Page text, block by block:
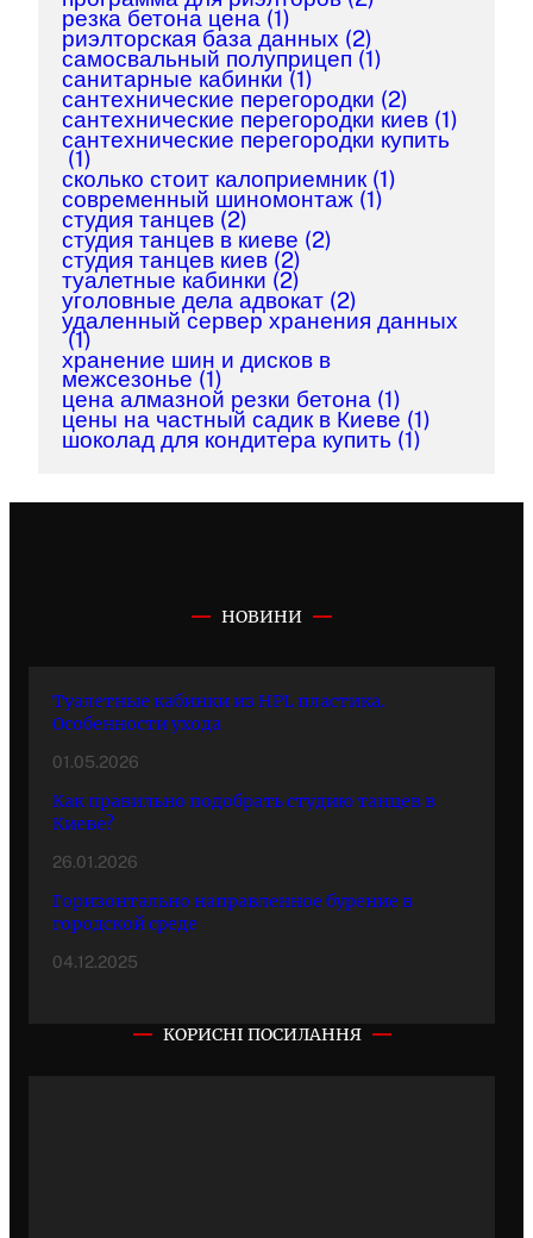
резка бетона цена (1)
риэлторская база данных (2)
самосвальный полуприцеп (1)
санитарные кабинки (1)
сантехнические перегородки (2)
сантехнические перегородки киев (1)
сантехнические перегородки купить
(1)
сколько стоит калоприемник (1)
современный шиномонтаж (1)
студия танцев (2)
студия танцев в киеве (2)
студия танцев киев (2)
туалетные кабинки (2)
уголовные дела адвокат (2)
удаленный сервер хранения данных
(1)
хранение шин и дисков в
межсезонье (1)
цена алмазной резки бетона (1)
цены на частный садик в Киеве (1)
шоколад для кондитера купить (1)
НОВИНИ
Туалетные кабинки из HPL пластика.
Особенности ухода
01.05.2026
Как правильно подобрать студию танцев в
Киеве?
26.01.2026
Горизонтально направленное бурение в
городской среде
04.12.2025
КОРИСНІ ПОСИЛАННЯ